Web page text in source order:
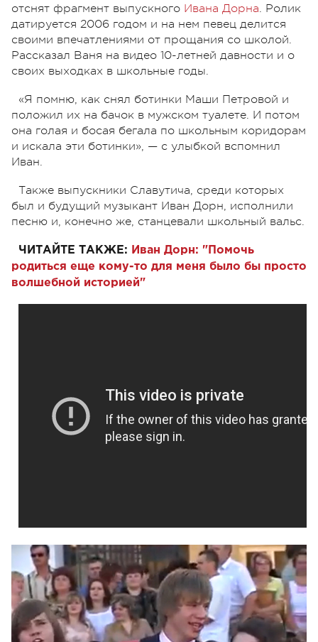
отснят фрагмент выпускного Ивана Дорна. Ролик
датируется 2006 годом и на нем певец делится
своими впечатлениями от прощания со школой.
Рассказал Ваня на видео 10-летней давности и о
своих выходках в школьные годы.
«Я помню, как снял ботинки Маши Петровой и
положил их на бачок в мужском туалете. И потом
она голая и босая бегала по школьным коридорам
и искала эти ботинки», — с улыбкой вспомнил
Иван.
Также выпускники Славутича, среди которых
был и будущий музыкант Иван Дорн, исполнили
песню и, конечно же, станцевали школьный вальс.
ЧИТАЙТЕ ТАКЖЕ: Иван Дорн: "Помочь
родиться еще кому-то для меня было бы просто
волшебной историей"